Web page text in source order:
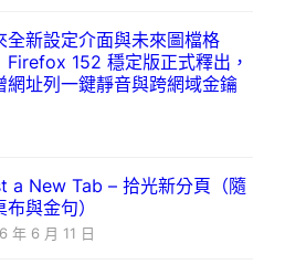
全新設定介面與未來圖檔格
Firefox 152 穩定版正式釋出，
網址列一鍵靜音與跨網域金鑰
a New Tab – 拾光新分頁（隨
布與金句）
年 6 月 11 日